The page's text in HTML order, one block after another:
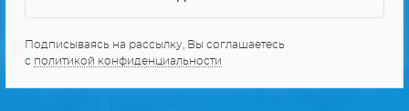
Подписываясь на рассылку, Вы соглашаетесь
с политикой конфиденциальности